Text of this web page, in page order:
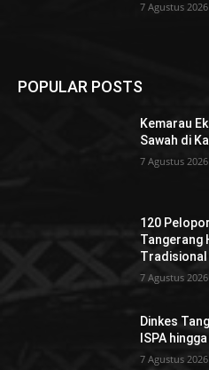
7 Agustus 2026
POPULAR POSTS
Kemarau
Sawah di
7 Agustus 2026
120
Tangerang
Tradisional
7 Agustus 2026
Dinkes
ISPA
7 Agustus 2026